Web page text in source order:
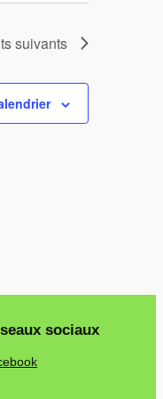
suivants
sociaux